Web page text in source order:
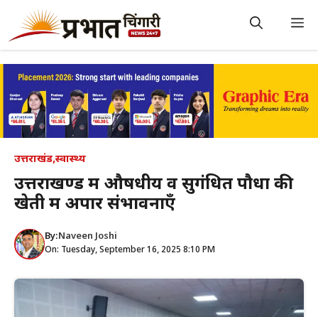
content
उत्तराखंड,स्वास्थ्य
उत्तराखण्ड में औषधीय व सुगंधित पौधों की
खेती में अपार संभावनाएँ
By:Naveen Joshi
On: Tuesday, September 16, 2025 8:10 PM